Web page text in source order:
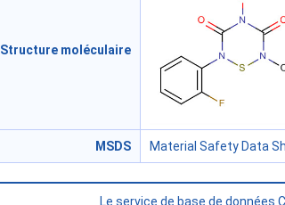
Structure moléculaire
MSDS Material Safety Data
Le service de base de